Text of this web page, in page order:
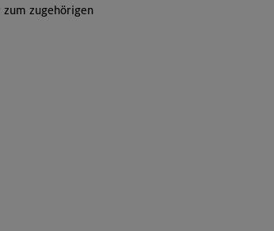
zum zugehörigen